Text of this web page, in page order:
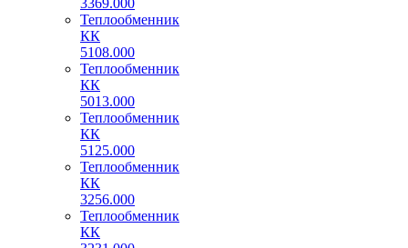
3369.000
Теплообменник
КК
5108.000
Теплообменник
КК
5013.000
Теплообменник
КК
5125.000
Теплообменник
КК
3256.000
Теплообменник
КК